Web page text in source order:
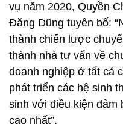
vụ năm 2020, Quyền
Đăng Dũng tuyên bố:
thành chiến lược
thành nhà tư vấn về
doanh nghiệp ở tất cả
phát triển các hệ sinh
sinh với điều kiện đảm
cao nhất”.